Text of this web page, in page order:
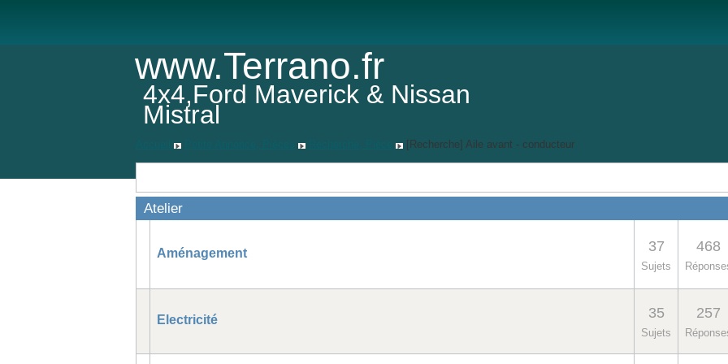
www.Terrano.fr
4x4,Ford Maverick & Nissan
Mistral
Taille
[Recherche] Aile avant - conducteur
Atelier
Aménagement 37
Sujets
468
Electricité 35
Sujets
257